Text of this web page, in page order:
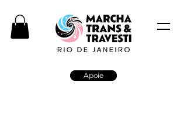
Apoie